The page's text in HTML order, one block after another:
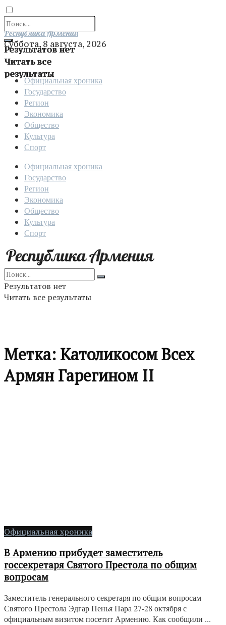
Результатов нет
Читать все
результаты
Отправить
Республика Армения
Суббота, 8 августа, 2026
Официальная хроника
Государство
Регион
Экономика
Общество
Культура
Спорт
Официальная хроника
Государство
Регион
Экономика
Общество
Культура
Спорт
Результатов нет
Читать все результаты
Метка: Католикосом Всех
Армян Гарегином II
Официальная хроника
В Армению прибудет заместитель
госсекретаря Святого Престола по общим
вопросам
Заместитель генерального секретаря по общим вопросам
Святого Престола Эдгар Пенья Пара 27-28 октября с
официальным визитом посетит Армению. Как сообщили ...